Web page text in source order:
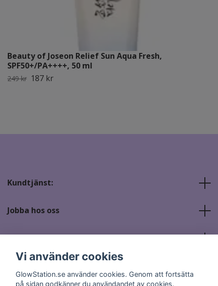
Beauty of Joseon Relief Sun Aqua Fresh,
SPF50+/PA++++, 50 ml
249 kr 187 kr
Kundtjänst:
Jobba hos oss
Sociala medier
Vi använder cookies
GlowStation.se använder cookies. Genom att fortsätta
på sidan godkänner du användandet av cookies.